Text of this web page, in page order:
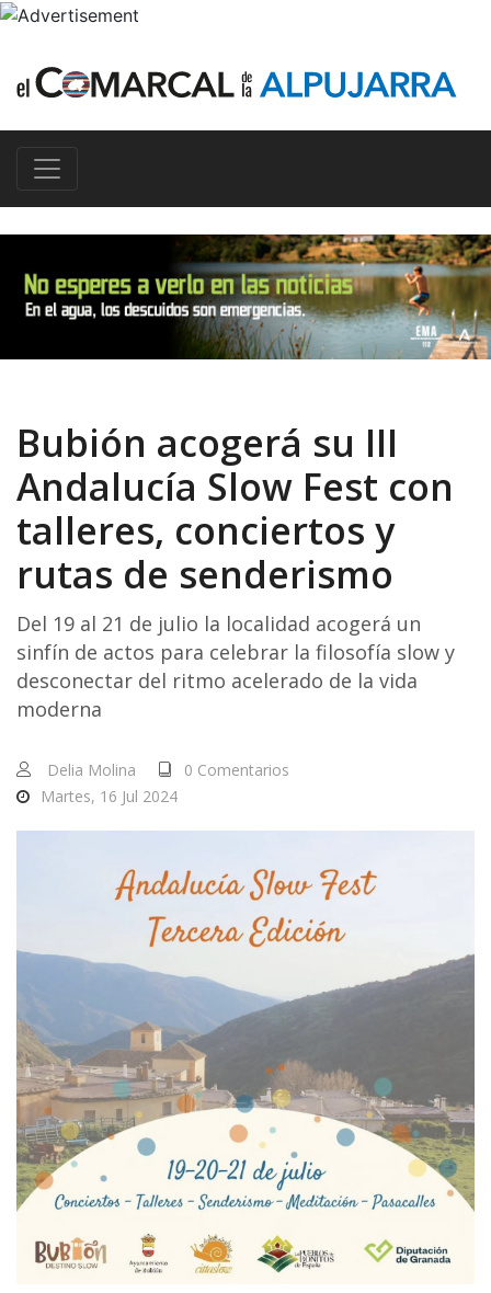
Bubión acogerá su III
Andalucía Slow Fest con
talleres, conciertos y
rutas de senderismo
Del 19 al 21 de julio la localidad acogerá un
sinfín de actos para celebrar la filosofía slow y
desconectar del ritmo acelerado de la vida
moderna
Delia Molina
0 Comentarios
Martes, 16 Jul 2024